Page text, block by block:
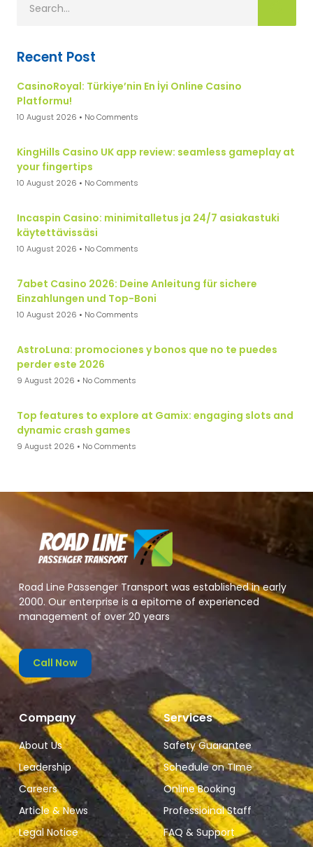
Recent Post
CasinoRoyal: Türkiye’nin En İyi Online Casino
Platformu!
10 August 2026 No Comments
KingHills Casino UK app review: seamless gameplay at
your fingertips
10 August 2026 No Comments
Incaspin Casino: minimitalletus ja 24/7 asiakastuki
käytettävissäsi
10 August 2026 No Comments
7abet Casino 2026: Deine Anleitung für sichere
Einzahlungen und Top-Boni
10 August 2026 No Comments
AstroLuna: promociones y bonos que no te puedes
perder este 2026
9 August 2026 No Comments
Top features to explore at Gamix: engaging slots and
dynamic crash games
9 August 2026 No Comments
Road Line Passenger Transport was established in early
2000. Our enterprise is a epitome of experienced
management of over 20 years
Call Now
Company
About Us
Leadership
Careers
Article & News
Legal Notice
Services
Safety Guarantee
Schedule on TIme
Online Booking
Professioinal Staff
FAQ & Support